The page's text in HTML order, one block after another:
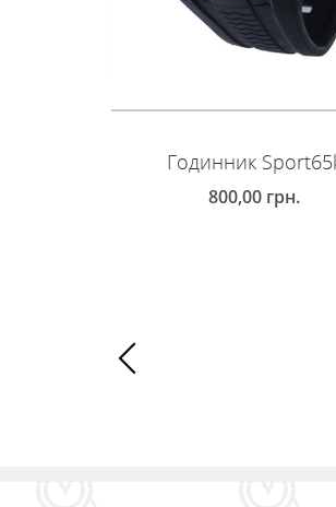
Годинник
800,00 грн.